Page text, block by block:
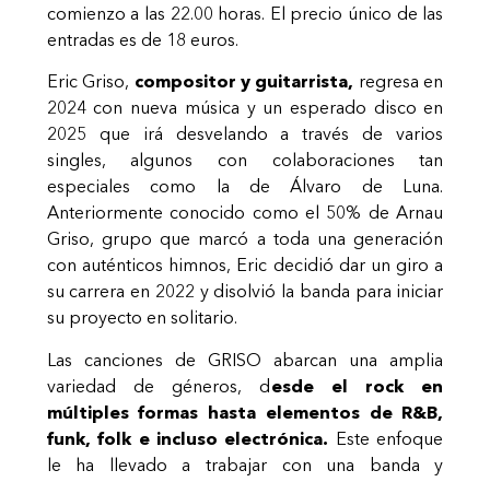
comienzo a las 22.00 horas. El precio único de las
entradas es de 18 euros.
Eric Griso, compositor y guitarrista, regresa en
2024 con nueva música y un esperado disco en
2025 que irá desvelando a través de varios
singles, algunos con colaboraciones tan
especiales como la de Álvaro de Luna.
Anteriormente conocido como el 50% de Arnau
Griso, grupo que marcó a toda una generación
con auténticos himnos, Eric decidió dar un giro a
su carrera en 2022 y disolvió la banda para iniciar
su proyecto en solitario.
Las canciones de GRISO abarcan una amplia
variedad de géneros, desde el rock en
múltiples formas hasta elementos de R&B,
funk, folk e incluso electrónica. Este enfoque
le ha llevado a trabajar con una banda y